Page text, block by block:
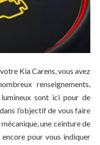
Kia Carens, vous avez
renseignements,
sont ici pour de
l’objectif de vous faire
une ceinture de
pour vous indiquer